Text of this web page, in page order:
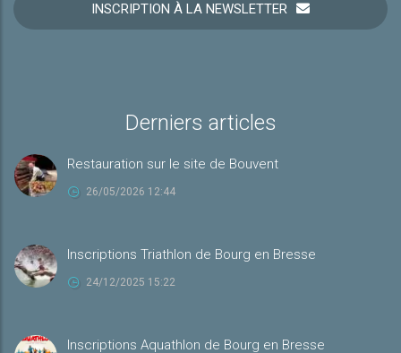
INSCRIPTION À LA NEWSLETTER
Derniers articles
Restauration sur le site de Bouvent
26/05/2026 12:44
Inscriptions Triathlon de Bourg en Bresse
24/12/2025 15:22
Inscriptions Aquathlon de Bourg en Bresse